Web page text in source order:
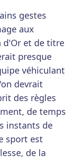
gestes
aux
d'Or et de titre
presque
véhiculant
devrait
des règles
de temps
instants de
sport est
de la